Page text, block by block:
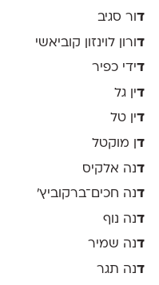
דור סגיב
דורון לוינזון קוביאשי
דידי כפיר
דין גל
דין טל
דן מוקטל
דנה אלקיס
דנה חכים־ברקוביץ׳
דנה נוף
דנה שמיר
דנה תגר